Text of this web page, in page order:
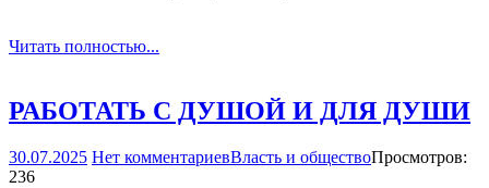
Читать полностью...
РАБОТАТЬ С ДУШОЙ И ДЛЯ ДУШИ
30.07.2025 Нет комментариевВласть и обществоПросмотров:
236